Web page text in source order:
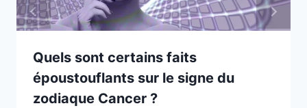
Quels sont certains faits
époustouflants sur le signe du
zodiaque Cancer ?